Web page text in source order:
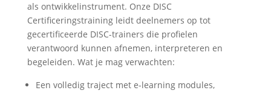
als ontwikkelinstrument. Onze DISC
Certificeringstraining leidt deelnemers op tot
gecertificeerde DISC-trainers die profielen
verantwoord kunnen afnemen, interpreteren en
begeleiden. Wat je mag verwachten:
Een volledig traject met e-learning modules,